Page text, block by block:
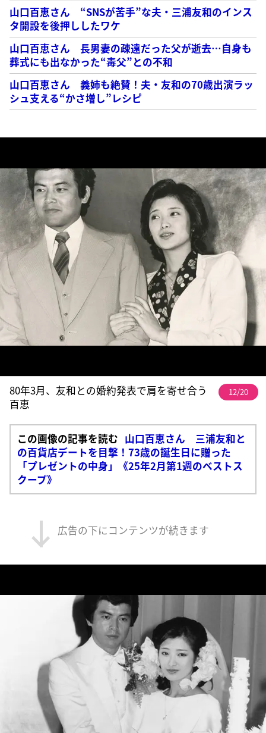
山口百恵さん “SNSが苦手”な夫・三浦友和のインス
タ開設を後押ししたワケ
山口百恵さん 長男妻の疎遠だった父が逝去…自身も
葬式にも出なかった“毒父”との不和
山口百恵さん 義姉も絶賛！夫・友和の70歳出演ラッ
シュ支える“かさ増し”レシピ
80年3月、友和との婚約発表で肩を寄せ合う
百恵
12/20
この画像の記事を読む 山口百恵さん 三浦友和と
の百貨店デートを目撃！73歳の誕生日に贈った
「プレゼントの中身」《25年2月第1週のベストス
クープ》
広告の下にコンテンツが続きます